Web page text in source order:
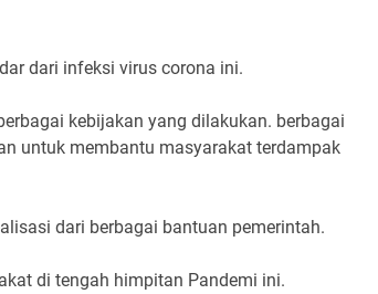
dari infeksi virus corona ini.
kebijakan yang dilakukan. berbagai
untuk membantu masyarakat terdampak
dari berbagai bantuan pemerintah.
di tengah himpitan Pandemi ini.